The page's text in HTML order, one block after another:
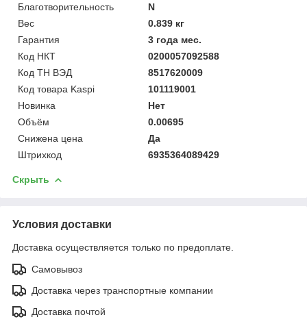
Благотворительность
N
Вес
0.839 кг
Гарантия
3 года мес.
Код НКТ
0200057092588
Код ТН ВЭД
8517620009
Код товара Kaspi
101119001
Новинка
Нет
Объём
0.00695
Снижена цена
Да
Штрихкод
6935364089429
Скрыть
Условия доставки
Доставка осуществляется только по предоплате.
Самовывоз
Доставка через транспортные компании
Доставка почтой